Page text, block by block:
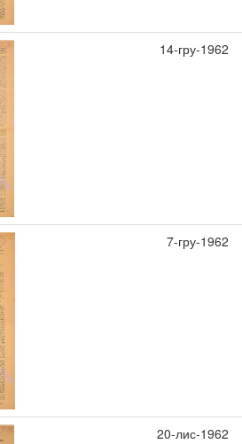
14-гру-1962
7-гру-1962
20-лис-1962